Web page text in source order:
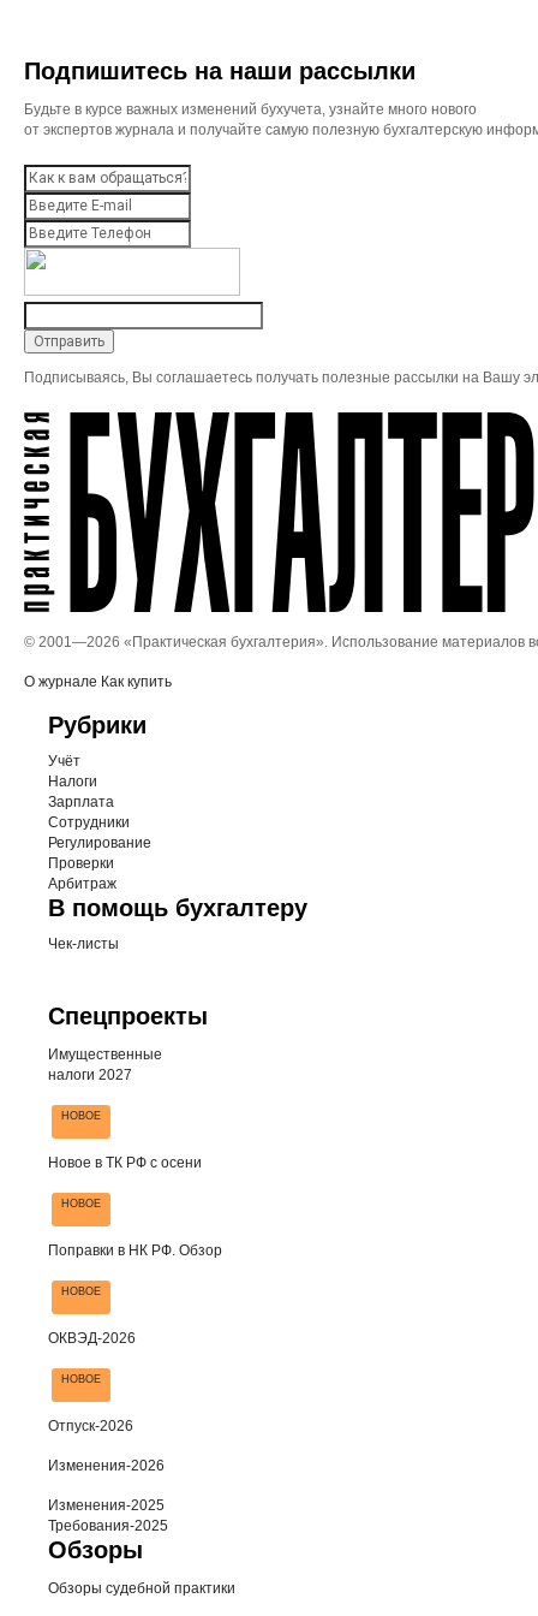
Подпишитесь на наши рассылки
Будьте в курсе важных изменений бухучета, узнайте много нового
от экспертов журнала и получайте самую полезную бухгалтерскую
Подписываясь, Вы соглашаетесь получать полезные рассылки на Вашу
© 2001—2026 «Практическая бухгалтерия». Использование
О журнале Как купить
Рубрики
Учёт
Налоги
Зарплата
Сотрудники
Регулирование
Проверки
Арбитраж
В помощь бухгалтеру
Чек-листы
Спецпроекты
Имущественные
налоги 2027
НОВОЕ
Новое в ТК РФ с осени
НОВОЕ
Поправки в НК РФ. Обзор
НОВОЕ
ОКВЭД-2026
НОВОЕ
Отпуск-2026
Изменения-2026
Изменения-2025
Требования-2025
Обзоры
Обзоры судебной практики